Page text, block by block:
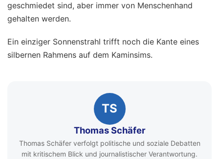
geschmiedet sind, aber immer von Menschenhand
gehalten werden.
Ein einziger Sonnenstrahl trifft noch die Kante eines
silbernen Rahmens auf dem Kaminsims.
TS
Thomas Schäfer
Thomas Schäfer verfolgt politische und soziale Debatten
mit kritischem Blick und journalistischer Verantwortung.